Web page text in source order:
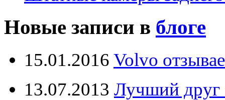
Новые записи в блоге
15.01.2016 Volvo
13.07.2013 Лучший друг